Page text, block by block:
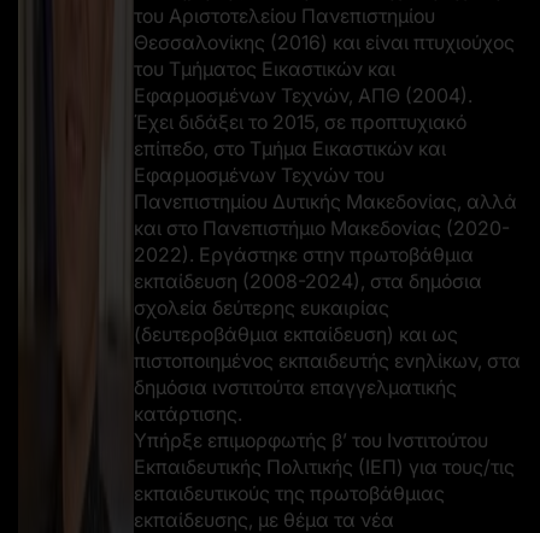
του Αριστοτελείου Πανεπιστημίου
Θεσσαλονίκης (2016) και είναι πτυχιούχος
του Τμήματος Εικαστικών και
Εφαρμοσμένων Τεχνών, ΑΠΘ (2004).
Έχει διδάξει το 2015, σε προπτυχιακό
επίπεδο, στο Τμήμα Εικαστικών και
Εφαρμοσμένων Τεχνών του
Πανεπιστημίου Δυτικής Μακεδονίας, αλλά
και στο Πανεπιστήμιο Μακεδονίας (2020-
2022). Εργάστηκε στην πρωτοβάθμια
εκπαίδευση (2008-2024), στα δημόσια
σχολεία δεύτερης ευκαιρίας
(δευτεροβάθμια εκπαίδευση) και ως
πιστοποιημένος εκπαιδευτής ενηλίκων, στα
δημόσια ινστιτούτα επαγγελματικής
κατάρτισης.
Υπήρξε επιμορφωτής β’ του Ινστιτούτου
Εκπαιδευτικής Πολιτικής (ΙΕΠ) για τους/τις
εκπαιδευτικούς της πρωτοβάθμιας
εκπαίδευσης, με θέμα τα νέα